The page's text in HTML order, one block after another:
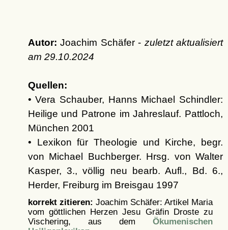
Autor: Joachim Schäfer - zuletzt aktualisiert
am 29.10.2024
Quellen:
• Vera Schauber, Hanns Michael Schindler:
Heilige und Patrone im Jahreslauf. Pattloch,
München 2001
• Lexikon für Theologie und Kirche, begr.
von Michael Buchberger. Hrsg. von Walter
Kasper, 3., völlig neu bearb. Aufl., Bd. 6.,
Herder, Freiburg im Breisgau 1997
korrekt zitieren: Joachim Schäfer: Artikel
Maria
vom göttlichen Herzen Jesu Gräfin Droste zu
Vischering, aus dem Ökumenischen